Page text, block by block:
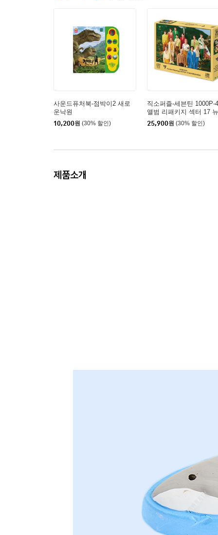
사운드퓨처북-점박이2 새로
운낙원
10,200원 (30% 할인)
직소퍼즐-세븐틴 1000P-
앨범 리패키지 섹터 17
기닝
25,900원 (30% 할인)
제품소개